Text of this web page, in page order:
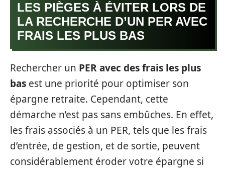
LES PIÈGES À ÉVITER LORS DE
LA RECHERCHE D’UN PER AVEC
FRAIS LES PLUS BAS
Rechercher un PER avec des frais les plus
bas est une priorité pour optimiser son
épargne retraite. Cependant, cette
démarche n’est pas sans embûches. En effet,
les frais associés à un PER, tels que les frais
d’entrée, de gestion, et de sortie, peuvent
considérablement éroder votre épargne si